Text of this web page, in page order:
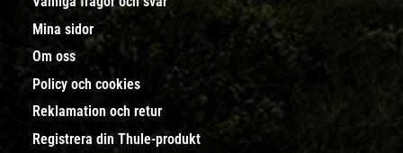
Mina sidor
Om oss
Policy och cookies
Reklamation och retur
Registrera din Thule-produkt